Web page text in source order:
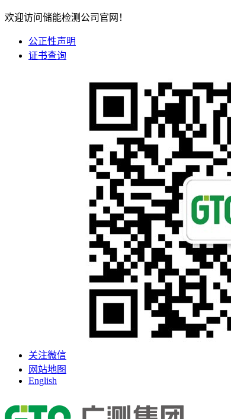
欢迎访问储能检测公司官网！
公正性声明
证书查询
关注微信
网站地图
English